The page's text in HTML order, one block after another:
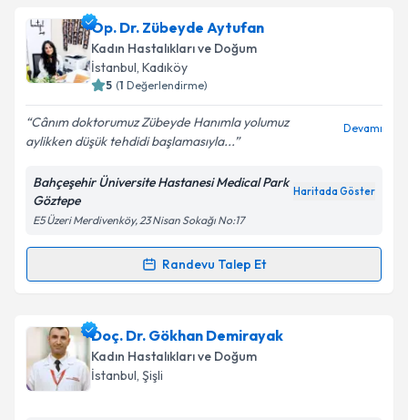
Op. Dr. Aygül Aliyevaiçin randevu takvimi talebi
oluşturun. Size bu uzmandan randevu almanız için bir
takvim hazırlandığında e-posta ile bilgilendireceğiz.
Kişisel verilerimin işlenmesine ilişkin Aydınlatma
kapsamda işlenmesini kabul ediyorum.
Takvim Talebini Gönder
Op. Dr. Zübeyde Aytufan
Kadın Hastalıkları ve Doğum
İstanbul, Kadıköy
5 (1 Değerlendirme)
Cânım doktorumuz Zübeyde Hanımla yolumuz
aylikken düşük tehdidi başlamasıyla...
Devamı
Bahçeşehir Üniversite Hastanesi Medical Park
Göztepe
Haritada Göster
E5 Üzeri Merdivenköy, 23 Nisan Sokağı No:17
Randevu Talep Et
Randevu Takvimi Talebi
Op. Dr. Zübeyde Aytufaniçin randevu takvimi talebi
oluşturun. Size bu uzmandan randevu almanız için bir
takvim hazırlandığında e-posta ile bilgilendireceğiz.
Doç. Dr. Gökhan Demirayak
Kadın Hastalıkları ve Doğum
İstanbul, Şişli